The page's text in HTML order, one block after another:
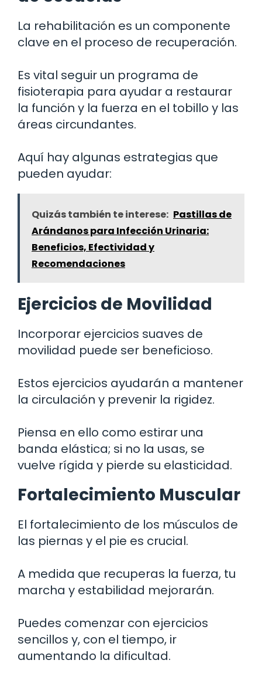
La rehabilitación es un componente
clave en el proceso de recuperación.
Es vital seguir un programa de
fisioterapia para ayudar a restaurar
la función y la fuerza en el tobillo y las
áreas circundantes.
Aquí hay algunas estrategias que
pueden ayudar:
Quizás también te interese: Pastillas de
Arándanos para Infección Urinaria:
Beneficios, Efectividad y
Recomendaciones
Ejercicios de Movilidad
Incorporar ejercicios suaves de
movilidad puede ser beneficioso.
Estos ejercicios ayudarán a mantener
la circulación y prevenir la rigidez.
Piensa en ello como estirar una
banda elástica; si no la usas, se
vuelve rígida y pierde su elasticidad.
Fortalecimiento Muscular
El fortalecimiento de los músculos de
las piernas y el pie es crucial.
A medida que recuperas la fuerza, tu
marcha y estabilidad mejorarán.
Puedes comenzar con ejercicios
sencillos y, con el tiempo, ir
aumentando la dificultad.